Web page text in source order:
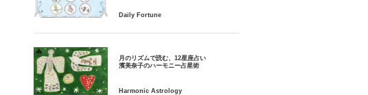
月のリズムで読む、12星座占い